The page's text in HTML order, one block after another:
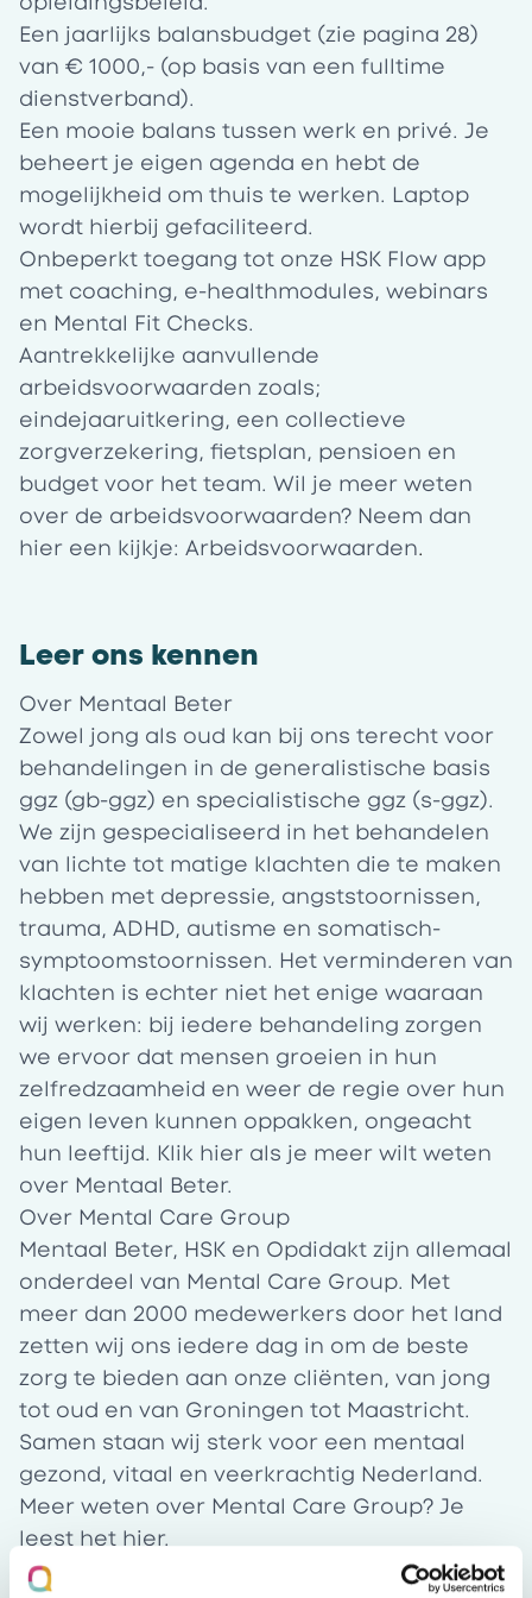
Een jaarlijks balansbudget (zie pagina 28)
van € 1000,- (op basis van een fulltime
dienstverband).
Een mooie balans tussen werk en privé. Je
beheert je eigen agenda en hebt de
mogelijkheid om thuis te werken. Laptop
wordt hierbij gefaciliteerd.
Onbeperkt toegang tot onze HSK Flow app
met coaching, e-healthmodules, webinars
en Mental Fit Checks.
Aantrekkelijke aanvullende
arbeidsvoorwaarden zoals;
eindejaaruitkering, een collectieve
zorgverzekering, fietsplan, pensioen en
budget voor het team. Wil je meer weten
over de arbeidsvoorwaarden? Neem dan
hier een kijkje: Arbeidsvoorwaarden.
Leer ons kennen
Over Mentaal Beter
Zowel jong als oud kan bij ons terecht voor
behandelingen in de generalistische basis
ggz (gb-ggz) en specialistische ggz (s-ggz).
We zijn gespecialiseerd in het behandelen
van lichte tot matige klachten die te maken
hebben met depressie, angststoornissen,
trauma, ADHD, autisme en somatisch-
symptoomstoornissen. Het verminderen van
klachten is echter niet het enige waaraan
wij werken: bij iedere behandeling zorgen
we ervoor dat mensen groeien in hun
zelfredzaamheid en weer de regie over hun
eigen leven kunnen oppakken, ongeacht
hun leeftijd. Klik hier als je meer wilt weten
over Mentaal Beter.
Over Mental Care Group
Mentaal Beter, HSK en Opdidakt zijn allemaal
onderdeel van Mental Care Group. Met
meer dan 2000 medewerkers door het land
zetten wij ons iedere dag in om de beste
zorg te bieden aan onze cliënten, van jong
tot oud en van Groningen tot Maastricht.
Samen staan wij sterk voor een mentaal
gezond, vitaal en veerkrachtig Nederland.
Meer weten over Mental Care Group? Je
leest het hier.